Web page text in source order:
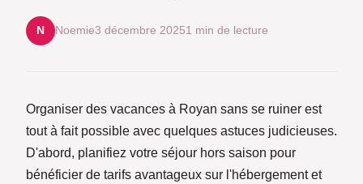
N Noemie3 décembre 20251 min de lecture
Organiser des vacances à Royan sans se ruiner est
tout à fait possible avec quelques astuces judicieuses.
D'abord, planifiez votre séjour hors saison pour
bénéficier de tarifs avantageux sur l'hébergement et